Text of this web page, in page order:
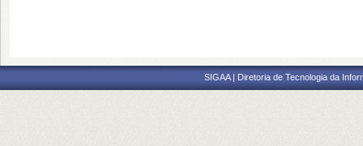
SIGAA | Diretoria de Tecnologia da